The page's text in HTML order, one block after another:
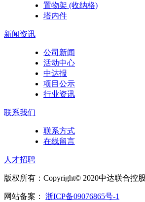
置物架 (收纳格)
塔内件
新闻资讯
公司新闻
活动中心
中达报
项目公示
行业资讯
联系我们
联系方式
在线留言
人才招聘
版权所有：Copyright© 2020中达联合控
网站备案： 浙ICP备09076865号-1